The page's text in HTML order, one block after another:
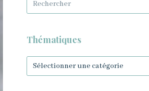
résultat
Thématiques
Thématiques